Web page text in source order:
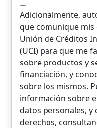
Adicionalmente,
que comunique mis
Unión de Créditos
(UCI) para que me
sobre productos y
financiación, y
sobre los mismos.
información sobre
datos personales, y
derechos,